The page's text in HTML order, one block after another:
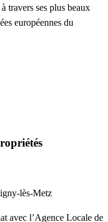
travers ses plus beaux
européennes du
lès-Metz
avec l’Agence Locale de